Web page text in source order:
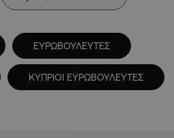
ΕΥΡΩΒΟΥΛΕΥΤΕΣ
ΚΥΠΡΙΟΙ ΕΥΡΩΒΟΥΛΕΥΤΕΣ